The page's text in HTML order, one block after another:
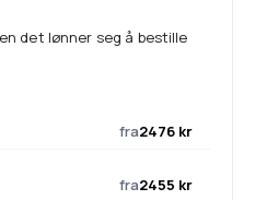
det lønner seg å bestille
fra2476 kr
fra2455 kr